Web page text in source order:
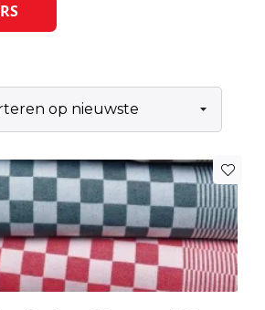
Tijdpakker stof